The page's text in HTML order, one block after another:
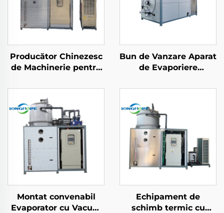
Producător Chinezesc
de Machinerie pentru
Instalații Industriale
Evaporator cu Vacuv la
Temperaturi Joase
Bun de Vanzare Aparat
de Evaporiere
Redus și Crystallizator
Apelor Residuale
Montat convenabil
Evaporator cu Vacum
Echipament de
schimb termic cu